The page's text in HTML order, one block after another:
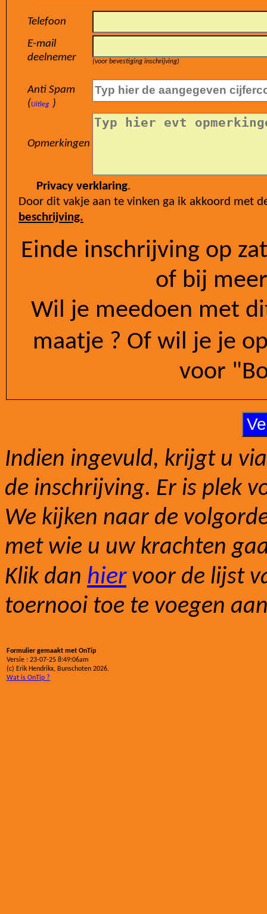
Telefoon
E-mail
deelnemer
(voor bevestiging inschrijving)
Anti Spam
(Uitleg )
Opmerkingen
Privacy verklaring.
Door dit vakje aan te vinken ga ik akkoord met
beschrijving.
Einde inschrijving op zaterdag 26 september 2026 om 09:45
of bij
Wil je meedoen met
maatje ? Of wil je je
voor
Indien ingevuld, krijgt u
de inschrijving. Er is plek
We kijken naar de
met wie u uw krachten
Klik dan hiervoor de lijst
toernooi toe te voegen
Formulier gemaakt met OnTip
Versie : 23-07-25 8:49:06am
(c) Erik Hendrikx, Bunschoten 2026.
Wat is OnTip ?